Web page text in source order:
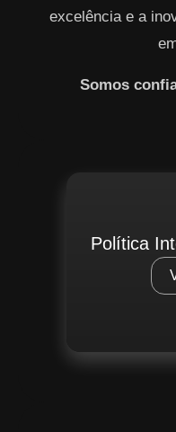
excelência e a
Somos
Política